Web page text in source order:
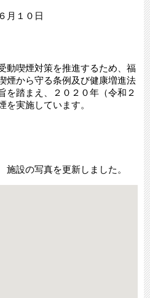
月１０日
動喫煙対策を推進するため、福
煙から守る条例及び健康増進法
を踏まえ、２０２０年（令和２
を実施しています。
の写真を更新しました。